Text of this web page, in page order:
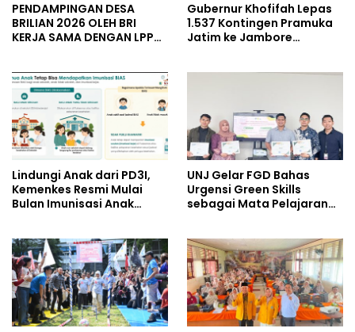
PENDAMPINGAN DESA
BRILIAN 2026 OLEH BRI
KERJA SAMA DENGAN LPPM
Gubernur Khofifah Lepas
1.537 Kontingen Pramuka
Jatim ke Jambore
Lindungi Anak dari PD3I,
Kemenkes Resmi Mulai
Bulan Imunisasi Anak
UNJ Gelar FGD Bahas
Urgensi Green Skills
sebagai Mata Pelajaran
Perhotelan, dan UPW